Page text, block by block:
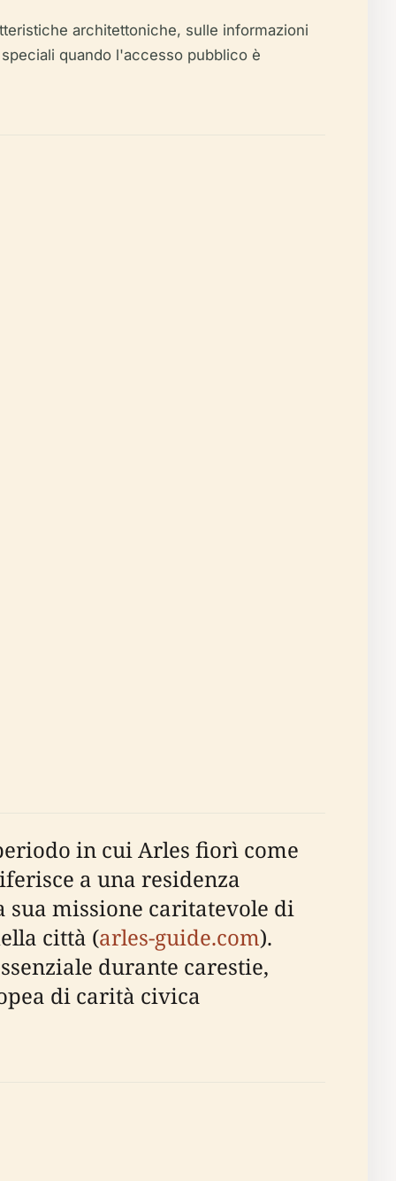
architettoniche, sulle informazioni
quando l'accesso pubblico è
in cui Arles fiorì come
a una residenza
missione caritatevole di
città (arles-guide.com).
durante carestie,
di carità civica